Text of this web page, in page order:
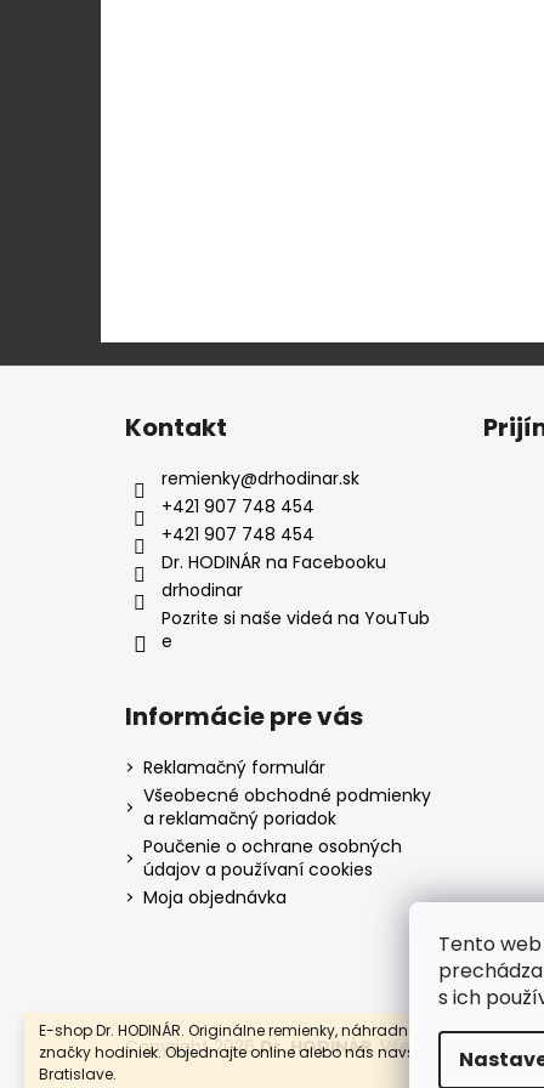
Tento
s ich
E-shop Dr. HODINÁR. Originálne remienky, náhradné súčiastky a
značky hodiniek. Objednajte online alebo nás navštívte v OC
Bratislave.
Z
Kontakt
remienky@drhodinar.sk
+421 907 748 454
+421 907 748 454
Dr. HODINÁR na Facebooku
drhodinar
Pozrite si naše videá na YouTub
e
Informácie pre vás
Reklamačný formulár
Všeobecné obchodné podmienky
a reklamačný poriadok
Poučenie o ochrane osobných
údajov a používaní cookies
Moja objednávka
Copyright 2026Dr. HODINÁR. Všetky práva